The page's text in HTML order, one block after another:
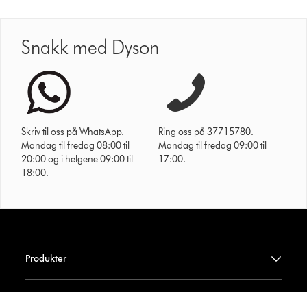
Snakk med Dyson
Skriv til oss på WhatsApp.
Mandag til fredag 08:00 til
20:00 og i helgene 09:00 til
18:00.
Ring oss på 37715780.
Mandag til fredag 09:00 til
17:00.
Produkter